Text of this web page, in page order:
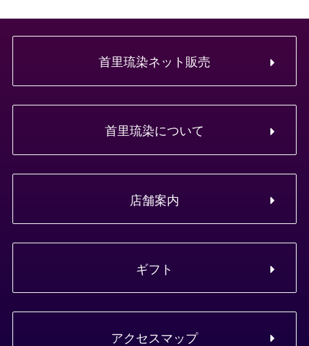
首里琉染ネット販売
首里琉染について
店舗案内
ギフト
アクセスマップ